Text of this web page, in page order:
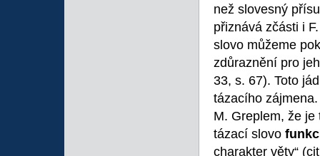
než slovesný
přiznává zčásti i
slovo můžeme
zdůraznění pro
33, s. 67). Toto
tázacího
M. Greplem, že je
tázací slovo
charakter věty“